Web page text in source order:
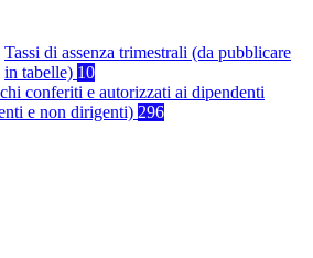
Tassi di assenza trimestrali (da pubblicare
in tabelle) 10
conferiti e autorizzati ai dipendenti
e non dirigenti) 296